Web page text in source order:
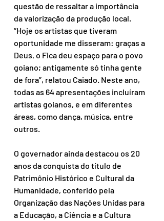
questão de ressaltar a importância
da valorização da produção local.
“Hoje os artistas que tiveram
oportunidade me disseram: graças a
Deus, o Fica deu espaço para o povo
goiano; antigamente só tinha gente
de fora”, relatou Caiado. Neste ano,
todas as 64 apresentações incluíram
artistas goianos, e em diferentes
áreas, como dança, música, entre
outros.
O governador ainda destacou os 20
anos da conquista do título de
Patrimônio Histórico e Cultural da
Humanidade, conferido pela
Organização das Nações Unidas para
a Educação, a Ciência e a Cultura